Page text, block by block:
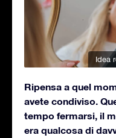
Idea
Ripensa a quel
avete condiviso.
tempo fermarsi, il
era qualcosa di